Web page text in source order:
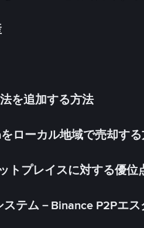
を追加する方法
ローカル地域で売却す
トプレイスに対する優位
テム－Binance P2Pエ